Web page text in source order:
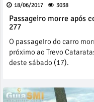
18/06/2017 3038
Passageiro morre após
277
O passageiro do carro
próximo ao Trevo
deste sábado (17).